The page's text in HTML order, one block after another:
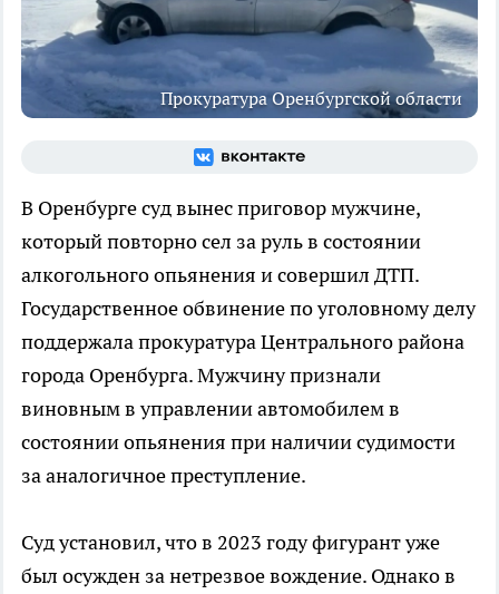
Прокуратура Оренбургской области
В Оренбурге суд вынес приговор мужчине,
который повторно сел за руль в состоянии
алкогольного опьянения и совершил ДТП.
Государственное обвинение по уголовному делу
поддержала прокуратура Центрального района
города Оренбурга. Мужчину признали
виновным в управлении автомобилем в
состоянии опьянения при наличии судимости
за аналогичное преступление.
Суд установил, что в 2023 году фигурант уже
был осужден за нетрезвое вождение. Однако в